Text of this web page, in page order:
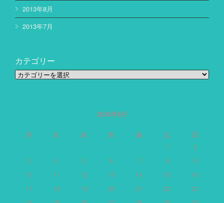
2013年8月
2013年7月
カテゴリー
カ
2026年8月
月 火 水 木 金 土
日
1
2
3
4 5 6 7 8
9
10
11 12 13 14 15
16
17
18 19 20 21 22
23